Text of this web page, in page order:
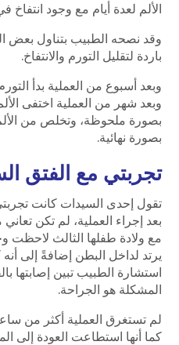
الألم لعدة أيام مع وجود انتفاخ
وقد نصحه الطبيب بتناول بعض
باردة لتقليل التورم والانتفاخ.
وبعد أسبوع من العملية بدأ
وبعد شهر من العملية اختفى
بصورة ملحوظة، وتخلص من
بصورة نهائية.
تجربتي مع الفتق
تقول إحدى السيدات كانت
بعد إجراء العملية، لم تكن
مع ولادة طفلها الثالث لاحظت
يرتد لداخل البطن إضافةً إلى
استشارة الطبيب تبين إصابتها
المشكلة هو الجراحة.
لم تستغرق العملية أكثر من
كما أنها استطاعت العودة إلى